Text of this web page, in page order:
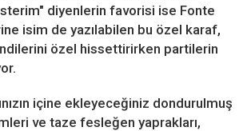
diyenlerin favorisi ise Fonte
isim de yazılabilen bu özel karaf,
özel hissettirirken partilerin
içine ekleyeceğiniz dondurulmuş
ve taze fesleğen yaprakları,